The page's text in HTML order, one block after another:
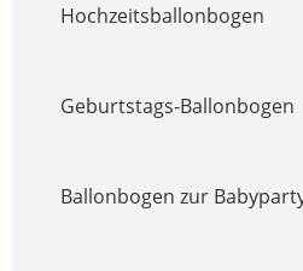
Hochzeitsballonbogen
Geburtstags-Ballonbogen
Ballonbogen zur